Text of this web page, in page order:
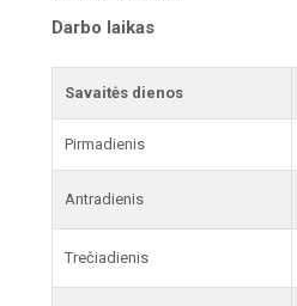
Darbo laikas
Savaitės dienos
Pirmadienis
Antradienis
Trečiadienis